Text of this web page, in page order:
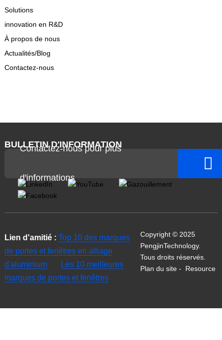
Solutions
innovation en R&D
À propos de nous
Actualités/Blog
Contactez-nous
BULLETIN D'INFORMATION
Contactez-nous pour plus
d'informations
Lien d'amitié : Top 10 des marques
de portes et fenêtres en alliage
d'aluminium
Les 10 meilleures
marques de portes et fenêtres
Copyright © 2025
PengjinTechnology.
Tous droits réservés.
Plan du site- Resource